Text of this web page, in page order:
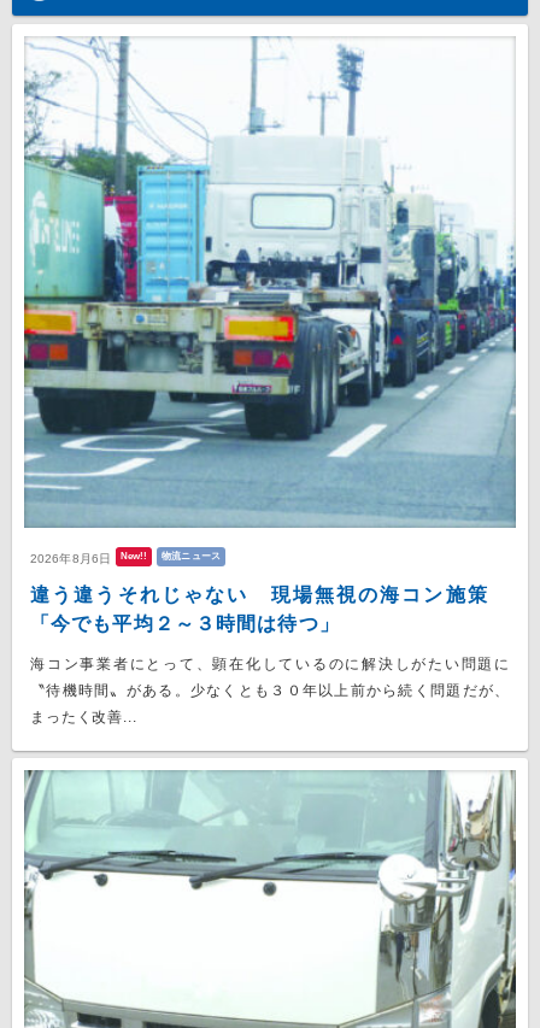
2026年8月6日 New!! 物流ニュース
違う違うそれじゃない 現場無視の海コン施策
「今でも平均２～３時間は待つ」
海コン事業者にとって、顕在化しているのに解決しがたい問題に
〝待機時間〟がある。少なくとも３０年以上前から続く問題だが、
まったく改善...